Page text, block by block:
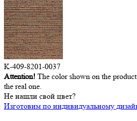
K-409-8201-0037
Attention! The color shown on the
the real one.
Не нашли свой цвет?
Изготовим по индивидуальному